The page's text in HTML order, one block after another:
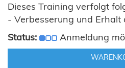
Dieses Training verfolgt
- Verbesserung und Erhalt
Status:
Anmeldung